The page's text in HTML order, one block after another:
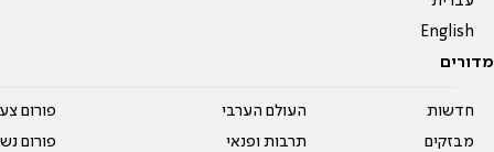
English
מדורים
חדשות
מבזקים
העולם הערבי
תרבות ופנאי
פורום
פורום